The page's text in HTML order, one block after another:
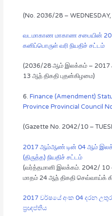
(No. 2036/28 –
வடமாகாண மாகாண சபையின்
கனிப்பொருள் வரி நியதிச் சட்டம்
(2036/28 ஆம் இலக்கம் –
13 ஆந் திகதி புதன்கிழமை)
6. Finance (Amendment)
Province Provincial Council
(Gazette No. 2042/10 –
2017 ஆம்ஆண் டின் 04 ஆம்
(திருத்த) நியதிச் சட்டம்
(வர்த்தமானி இலக்கம். 2042/
மாதம் 24 ஆந் திகதி செவ்வாய்க்
2017 වර්ෂයේ අංක 04 දරන
ප්‍රඥප්තිය